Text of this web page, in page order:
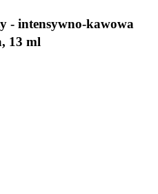
- intensywno-kawowa
13 ml